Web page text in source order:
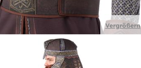
Vergrößern